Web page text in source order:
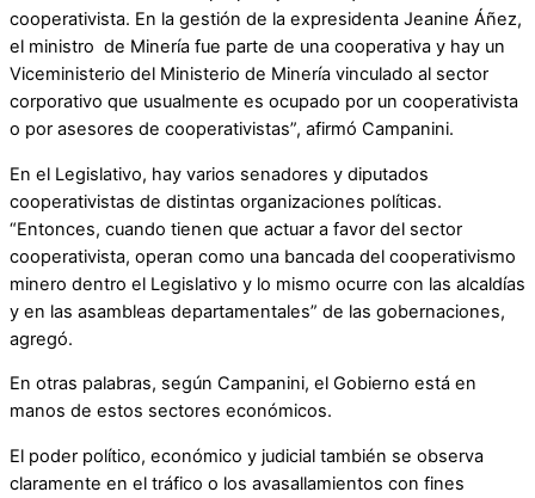
cooperativista. En la gestión de la expresidenta Jeanine Áñez,
el ministro de Minería fue parte de una cooperativa y hay un
Viceministerio del Ministerio de Minería vinculado al sector
corporativo que usualmente es ocupado por un cooperativista
o por asesores de cooperativistas”, afirmó Campanini.
En el Legislativo, hay varios senadores y diputados
cooperativistas de distintas organizaciones políticas.
“Entonces, cuando tienen que actuar a favor del sector
cooperativista, operan como una bancada del cooperativismo
minero dentro el Legislativo y lo mismo ocurre con las alcaldías
y en las asambleas departamentales” de las gobernaciones,
agregó.
En otras palabras, según Campanini, el Gobierno está en
manos de estos sectores económicos.
El poder político, económico y judicial también se observa
claramente en el tráfico o los avasallamientos con fines